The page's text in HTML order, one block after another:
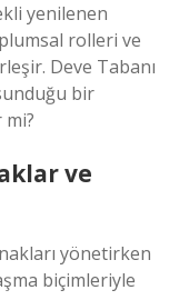
yenilenen
rolleri ve
Deve Tabanı
bir
mi?
ve
yönetirken
biçimleriyle